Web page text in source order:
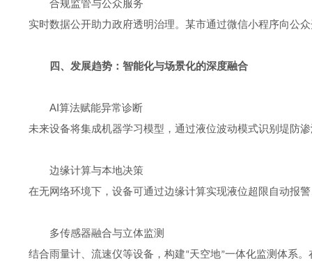
合规监管与公众服务
实时数据公开助力政府透明治理。某市通过微信小程序向公
四、发展趋势：智能化与场景化的深度融合
AI算法赋能异常诊断
未来设备将集成机器学习模型，通过液位波动模式识别堤防
边缘计算与本地决策
在无网络环境下，设备可通过边缘计算实现液位超限自动报
多传感器融合与立体监测
结合雨量计、流速仪等设备，构建“天空地”一体化监测体系